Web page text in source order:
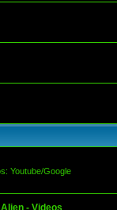
Youtube/Google
- Videos